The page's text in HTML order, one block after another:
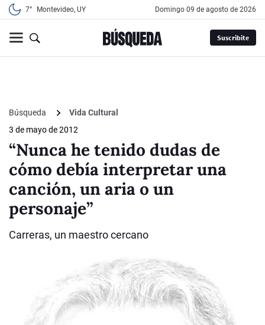
7° Montevideo, UY domingo 09 de agosto de 2026
Suscribite
Búsqueda
Vida Cultural
3 de mayo de 2012
“Nunca he tenido dudas de
cómo debía interpretar una
canción, un aria o un
personaje”
Carreras, un maestro cercano